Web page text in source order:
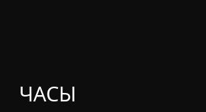
ЧАСЫ